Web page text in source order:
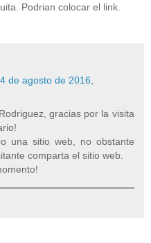
Podrian colocar el link.
de agosto de 2016,
gracias por la visita
una sitio web, no obstante
comparta el sitio web.